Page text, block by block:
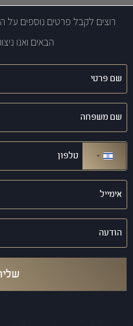
רוצים לקבל פרטים נוספים על
הבאים ואנו
שם
פרטי
שם
משפחה
טלפון
(חובה)
ישראל +972
אימייל
(חובה)
הודעה